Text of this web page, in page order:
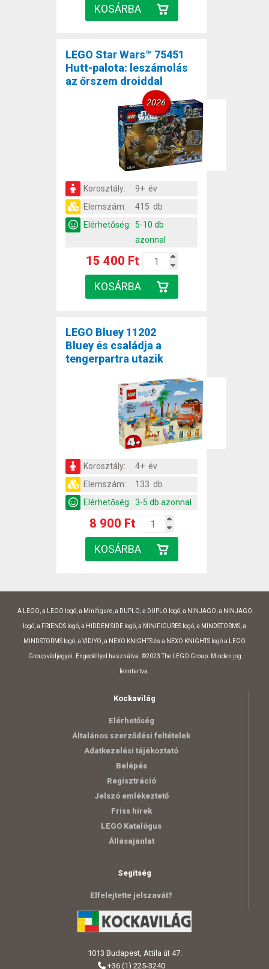
LEGO Star Wars™ 75451
Hutt-palota: leszámolás
az őrszem droiddal
2026
Korosztály:
9+ év
Elemszám:
415 db
Elérhetőség: 5-10 db
azonnal
15 400 Ft
LEGO Bluey 11202
Bluey és családja a
tengerpartra utazik
Korosztály:
4+ év
Elemszám:
133 db
Elérhetőség: 3-5 db azonnal
8 900 Ft
A LEGO, a LEGO logó, a Minifigure, a DUPLO, a DUPLO logó, a NINJAGO, a NINJAGO
logó, a FRIENDS logó, a HIDDEN SIDE logó, a MINIFIGURES logó, a MINDSTORMS, a
MINDSTORMS logó, a VIDIYO, a NEXO KNIGHTS és a NEXO KNIGHTS logó a LEGO
Group védjegyei. Engedéllyel használva. ©2023 The LEGO Group. Minden jog
fenntartva.
Kockavilág
Elérhetőség
Általános szerződési feltételek
Adatkezelési tájékoztató
Belépés
Regisztráció
Jelszó emlékeztető
Friss hírek
LEGO Katalógus
Állásajánlat
Segítség
Elfelejtette jelszavát?
1013 Budapest, Attila út 47.
+36 (1) 225-3240